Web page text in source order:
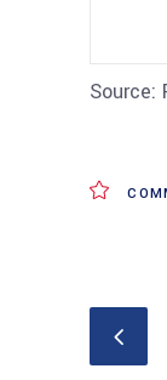
Source: